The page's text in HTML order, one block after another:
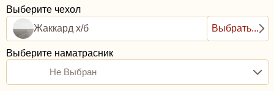
Выберите чехол
Жаккард х/б
Выбрать...
Выберите наматрасник
Не Выбран